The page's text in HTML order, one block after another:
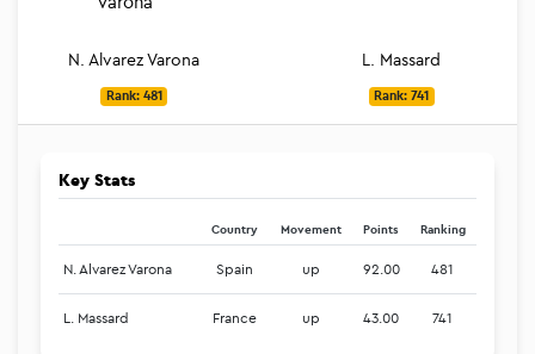
N. Alvarez Varona
Rank: 481
L. Massard
Rank: 741
Key Stats
Country Movement Points Ranking
N. Alvarez Varona Spain up 92.00 481
L. Massard France up 43.00 741